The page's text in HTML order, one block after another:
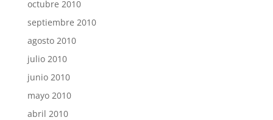
octubre 2010
septiembre 2010
agosto 2010
julio 2010
junio 2010
mayo 2010
abril 2010